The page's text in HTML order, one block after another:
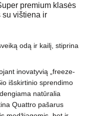
premium klasės
su vištiena ir
odą ir kailį, stiprina
inovatyvią „freeze-
išskirtinio sprendimo
natūralia
Quattro pašarus